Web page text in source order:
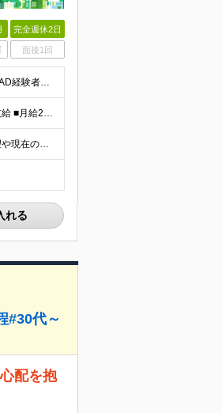
完全週休2日
面接1回
■実務未経験OK ■高卒以上 ■要普通自動車免許 ※建築関係の資格が無くても、住宅系CAD経験者、または建築関係の資格について受験資格をお持ちの方も歓迎いたします！ ＜女性の設計職も増えています！
▼賞与年5ヶ月分支給！※昨年度実績 ▼資格をお持ちの方は、入社支度金最大30万円支給 ■月給23万～40万円＋賞与年2回＋残業代全額支給＋資格手当＋家族手当ほか ┗一級建築士になると月3～5万円UP
◆全国（関東/東北/中部/北陸甲信越/関西/中四国/九州）で募集中 ※UIターン歓迎 ※希望や現在のお住まいを考慮！面接時に希望の勤務地をお聞かせください ◆本社所在地 愛知県名古屋市中区丸の内2-
れる
#30代～
配を抱